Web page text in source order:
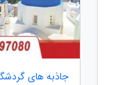
جاذبه های